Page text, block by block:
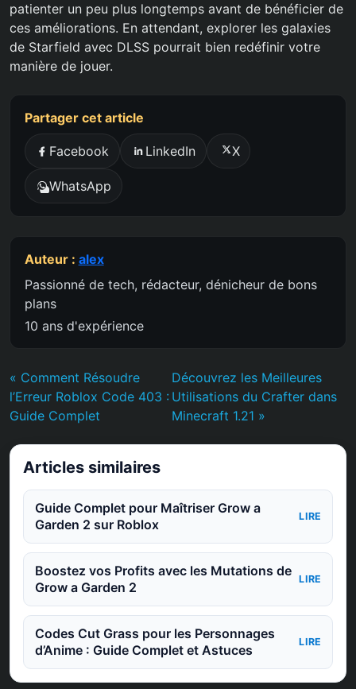
patienter un peu plus longtemps avant de bénéficier de
ces améliorations. En attendant, explorer les galaxies
de Starfield avec DLSS pourrait bien redéfinir votre
manière de jouer.
Partager cet article
Facebook LinkedIn X
WhatsApp
Auteur : alex
Passionné de tech, rédacteur, dénicheur de bons
plans
10 ans d'expérience
« Comment Résoudre
l’Erreur Roblox Code 403 :
Guide Complet
Découvrez les Meilleures
Utilisations du Crafter dans
Minecraft 1.21 »
Articles similaires
Guide Complet pour Maîtriser Grow a
Garden 2 sur Roblox
LIRE
Boostez vos Profits avec les Mutations de
Grow a Garden 2
LIRE
Codes Cut Grass pour les Personnages
d’Anime : Guide Complet et Astuces
LIRE